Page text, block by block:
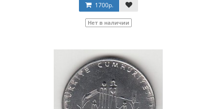
1700р.
Нет в наличии